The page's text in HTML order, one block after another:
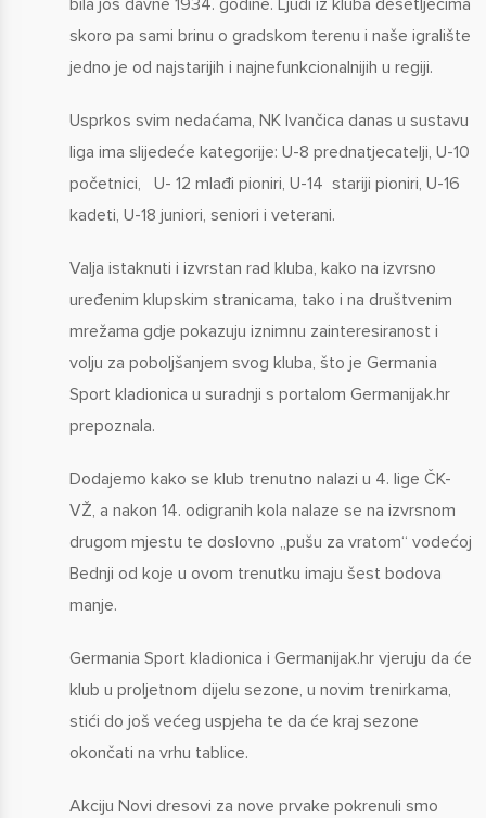
skoro pa sami brinu o gradskom terenu i naše igralište
jedno je od najstarijih i najnefunkcionalnijih u regiji.
Usprkos svim nedaćama, NK Ivančica danas u sustavu
liga ima slijedeće kategorije: U-8 prednatjecatelji, U-10
početnici, U- 12 mlađi pioniri, U-14 stariji pioniri, U-16
kadeti, U-18 juniori, seniori i veterani.
Valja istaknuti i izvrstan rad kluba, kako na izvrsno
uređenim klupskim stranicama, tako i na društvenim
mrežama gdje pokazuju iznimnu zainteresiranost i
volju za poboljšanjem svog kluba, što je Germania
Sport kladionica u suradnji s portalom Germanijak.hr
prepoznala.
Dodajemo kako se klub trenutno nalazi u 4. lige ČK-
VŽ, a nakon 14. odigranih kola nalaze se na izvrsnom
drugom mjestu te doslovno „pušu za vratom“ vodećoj
Bednji od koje u ovom trenutku imaju šest bodova
manje.
Germania Sport kladionica i Germanijak.hr vjeruju da će
klub u proljetnom dijelu sezone, u novim trenirkama,
stići do još većeg uspjeha te da će kraj sezone
okončati na vrhu tablice.
Akciju Novi dresovi za nove prvake pokrenuli smo